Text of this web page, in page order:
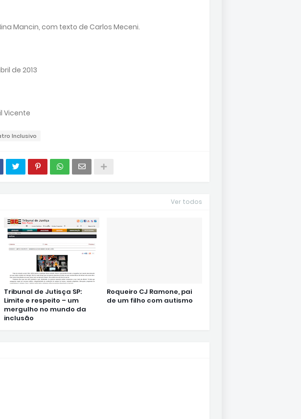
Mancin, com texto de Carlos Meceni.
de 2013
Vicente
Inclusivo
Ver todos
Tribunal de Jutisça SP:
Limite e respeito – um
mergulho no mundo da
inclusão
Roqueiro CJ Ramone, pai
de um filho com autismo